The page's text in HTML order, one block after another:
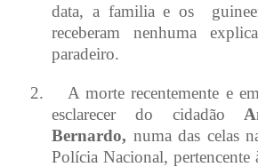
data, a familia e os
receberam nenhuma
paradeiro.
2.
A morte recentemente e
esclarecer do cidadão
Bernardo, numa das celas
Polícia Nacional, pertencente